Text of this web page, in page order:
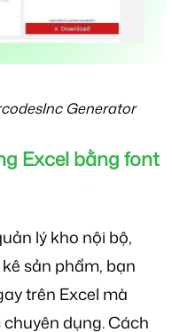
Generator
Excel bằng font
lý kho nội bộ,
sản phẩm, bạn
trên Excel mà
dụng. Cách